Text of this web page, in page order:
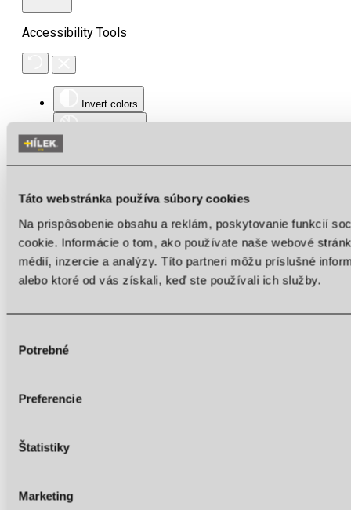
Táto webstránka používa súbory cookies
Na prispôsobenie obsahu a reklám, poskytovanie funkcií
cookie. Informácie o tom, ako používate naše webové
médií, inzercie a analýzy. Títo partneri môžu príslušné
alebo ktoré od vás získali, keď ste používali ich služby.
súhlasu
Potrebné
Preferencie
Štatistiky
Marketing
Accessibility Tools
Invert colors
Low saturation
Highlight links
Highlight headings
Screen reader
Content scaling
Letter spacing